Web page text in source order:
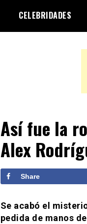
CELEBRIDADES
Así fue la
Alex
Share
Se acabó el
pedida de manos